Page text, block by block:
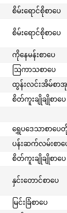
စိမ်းရောင်စိုစာပေ
စိမ်းရောင်စိုစာပေ
ကိုနေမန်းစာပေ
ဩကာသစာပေ
ထွန်းလင်းအိမ်စ
စိတ်ကူးချိုချိုစာပေ
ရွှေပဒေသာစာပ
ပန်းဆက်လမ်းစာပ
စိတ်ကူးချိုချိုစာပေ
နှင်းတောင်စာပေ
မြင်းခြံစာပေ